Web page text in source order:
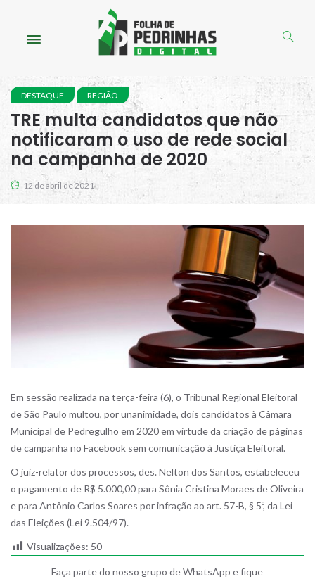
DESTAQUE REGIÃO
TRE multa candidatos que não
notificaram o uso de rede social
na campanha de 2020
12 de abril de 2021
Em sessão realizada na terça-feira (6), o Tribunal Regional Eleitoral
de São Paulo multou, por unanimidade, dois candidatos à Câmara
Municipal de Pedregulho em 2020 em virtude da criação de páginas
de campanha no Facebook sem comunicação à Justiça Eleitoral.
O juiz-relator dos processos, des. Nelton dos Santos, estabeleceu
o pagamento de R$ 5.000,00 para Sônia Cristina Moraes de Oliveira
e para Antônio Carlos Soares por infração ao art. 57-B, § 5º, da Lei
das Eleições (Lei 9.504/97).
Visualizações: 50
Faça parte do nosso grupo de WhatsApp e fique